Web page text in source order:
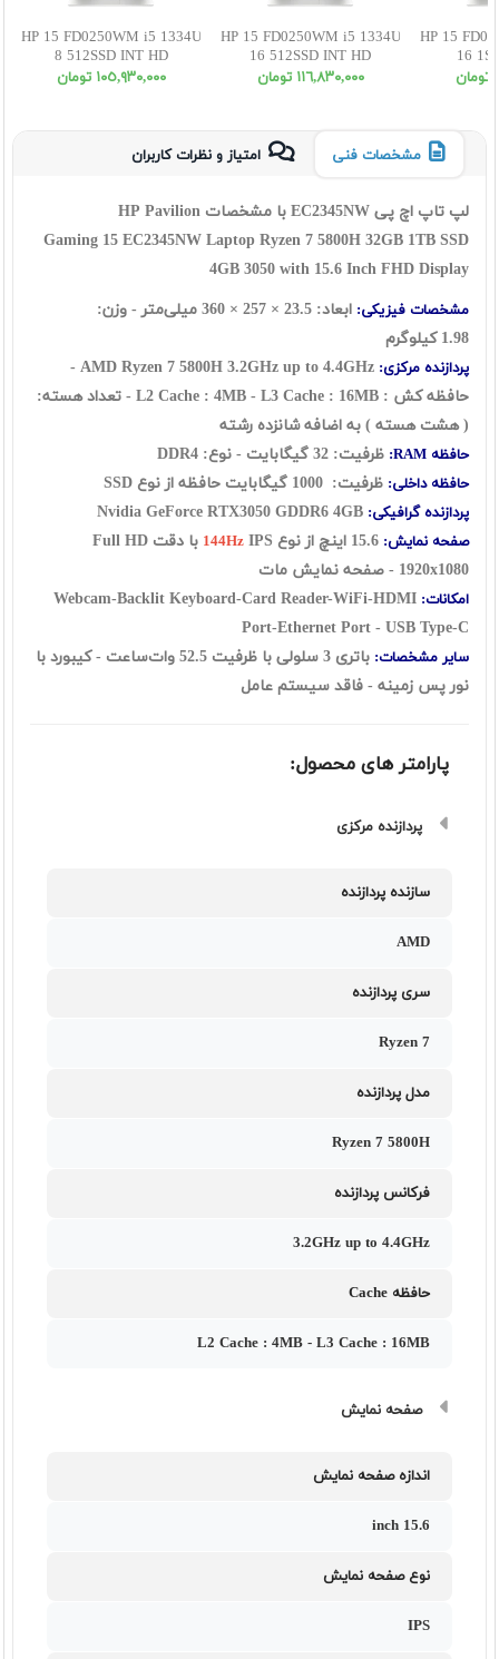
HP 15 FD0250WM i5 1334U
8 512SSD INT HD
١٠٥,٩٣٠,٠٠٠ تومان
HP 15 FD0250WM i5 1334U
16 512SSD INT HD
١١٦,٨٣٠,٠٠٠ تومان
HP 15
16
مشخصات فنی امتیاز و نظرات کاربران
لپ تاپ اچ پی EC2345NW با مشخصات HP Pavilion
Gaming 15 EC2345NW Laptop Ryzen 7 5800H 32GB 1TB SSD
4GB 3050 with 15.6 Inch FHD Display
مشخصات فیزیکی:
ابعاد: 23.5 × 257 × 360 میلی‌متر - وزن:
1.98 کیلوگرم
پردازنده مرکزی:
AMD Ryzen 7 5800H 3.2GHz up to 4.4GHz -
حافظه کش : L2 Cache : 4MB - L3 Cache : 16MB - تعداد هسته:
( هشت هسته ) به اضافه شانزده رشته
حافظه RAM: ظرفیت: 32 گیگابایت - نوع: DDR4
حافظه داخلی: ظرفیت: 1000 گیگابایت حافظه از نوع SSD
پردازنده گرافیکی:
صفحه نمایش: 144Hz
IPS با دقت Full HD
1920x1080 - صفحه نمایش مات
امکانات: Webcam-Backlit Keyboard-Card Reader-WiFi-HDMI
Port-Ethernet Port - USB Type-C
سایر مشخصات:
باتری 3 سلولی با ظرفیت 52.5 وات‌ساعت - کیبورد با
نور پس زمینه - فاقد سیستم عامل
پارامتر های محصول:
پردازنده مرکزی
سازنده پردازنده
AMD
سری پردازنده
Ryzen 7
مدل پردازنده
Ryzen 7 5800H
فرکانس پردازنده
3.2GHz up to 4.4GHz
حافظه Cache
L2 Cache : 4MB - L3 Cache : 16MB
صفحه نمایش
اندازه صفحه نمایش
15.6 inch
نوع صفحه نمایش
IPS